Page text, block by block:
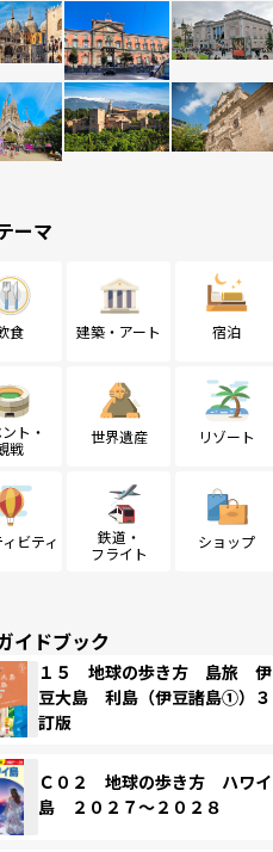
ーマ
食 建築・アート 宿泊
ト・
戦
世界遺産 リゾート
ビティ
鉄道・
フライト
ショップ
イドブック
１５ 地球の歩き方 島旅 伊
豆大島 利島（伊豆諸島①）３
訂版
Ｃ０２ 地球の歩き方 ハワイ
島 ２０２７～２０２８